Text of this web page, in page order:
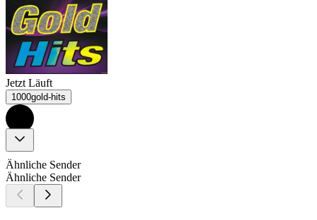
Jetzt Läuft
1000gold-hits
Ähnliche Sender
Ähnliche Sender